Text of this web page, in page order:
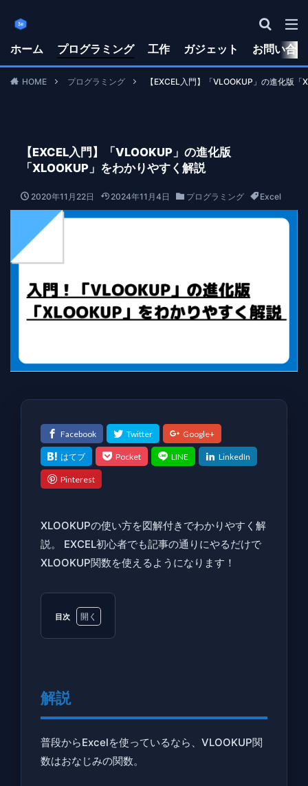
ホーム プログラミング 工作 ガジェット お問い合
HOME プログラミング 【EXCEL入門】「VLOOKUP」の進化版
【EXCEL入門】「VLOOKUP」の進化版
「XLOOKUP」をわかりやすく解説
2020年11月22日 2024年11月4日 プログラミング Excel
XLOOKUPの使い方を図解付きでわかりやすく解
説。 EXCEL初心者でも記事の通りにやるだけで
XLOOKUP関数を使えるようになります！
目次
2
XLOOKUP
3
解説
普段からExcelを使っているなら、VLOOKUP関
数はおなじみの関数。